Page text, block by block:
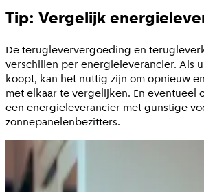
Tip: Vergelijk
De terugleververgoeding en
verschillen per energieleverancier. Als
koopt, kan het nuttig zijn om opnieuw
met elkaar te vergelijken. En eventueel
een energieleverancier met gunstige
zonnepanelenbezitters.